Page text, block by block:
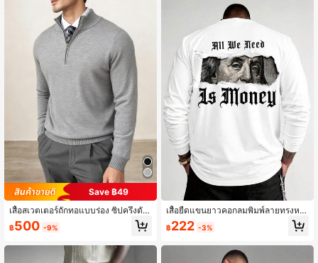
Save ฿49
เสื้อสเวตเตอร์ถักทอแบบร่อง ซิปครึ่งตัว
เข้ารูปทรงสลิม สำหรับผู้ชาย ฤดูใบไม้ร่
วง/ฤดูหนาว
฿500 -9%
เสื้อยืดแขนยาวคอกลมพิมพ์ลายทรงหล
วมสำหรับผู้ชาย
฿222 -3%